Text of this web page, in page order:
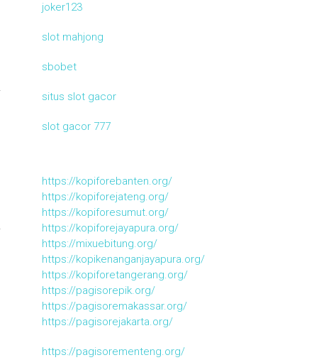
joker123
slot mahjong
sbobet
situs slot gacor
slot gacor 777
https://kopiforebanten.org/
https://kopiforejateng.org/
https://kopiforesumut.org/
https://kopiforejayapura.org/
https://mixuebitung.org/
https://kopikenanganjayapura.org/
https://kopiforetangerang.org/
https://pagisorepik.org/
https://pagisoremakassar.org/
https://pagisorejakarta.org/
https://pagisorementeng.org/